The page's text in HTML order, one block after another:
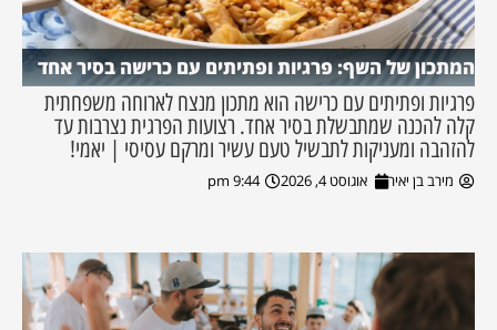
המתכון של השף: פרגיות ופתיתים עם כרישה בסיר אחד
פרגיות ופתיתים עם כרישה הוא מתכון מנצח לארוחה משפחתית
קלה להכנה שמתבשלת בסיר אחד. רצועות הפרגית נצרבות עד
להזהבה ומעניקות לתבשיל טעם עשיר ומרקם עסיסי | יאמי!
מירב בן יאיר אוגוסט 4, 2026 9:44 pm